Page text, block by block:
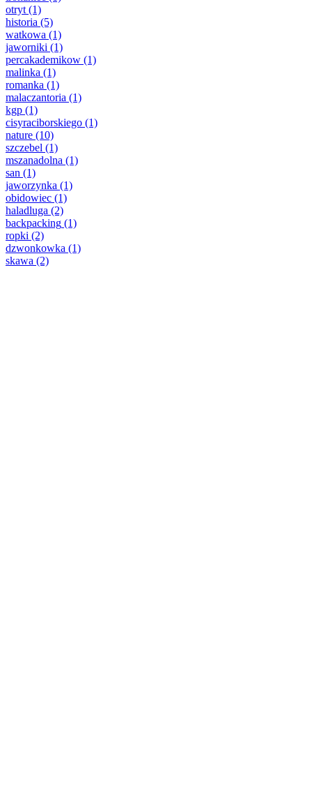
otryt (1)
historia (5)
watkowa (1)
jaworniki (1)
percakademikow (1)
malinka (1)
romanka (1)
malaczantoria (1)
kgp (1)
cisyraciborskiego (1)
nature (10)
szczebel (1)
mszanadolna (1)
san (1)
jaworzynka (1)
obidowiec (1)
haladluga (2)
backpacking (1)
ropki (2)
dzwonkowka (1)
skawa (2)